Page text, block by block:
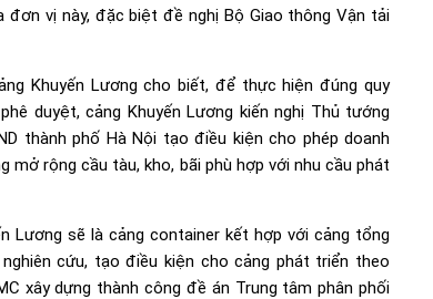
vị này, đặc biệt đề nghị Bộ Giao thông Vận tải
Khuyến Lương cho biết, để thực hiện đúng quy
duyệt, cảng Khuyến Lương kiến nghị Thủ tướng
thành phố Hà Nội tạo điều kiện cho phép doanh
rộng cầu tàu, kho, bãi phù hợp với nhu cầu phát
Lương sẽ là cảng container kết hợp với cảng tổng
cứu, tạo điều kiện cho cảng phát triển theo
xây dựng thành công đề án Trung tâm phân phối